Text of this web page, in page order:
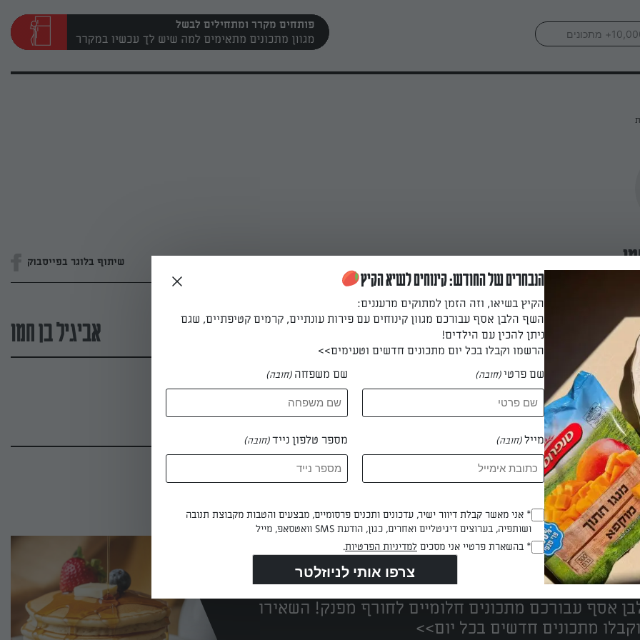
פותחים מקרר ומתחילים לבשל
שיתוף בלוגר בפייסבוק
אביגיל בן חמו
אביגיל בן חמו
הכי טעימים במקום אחד!
אסף עבורכם מתכונים חלומיים לחורף מפנק! השאירו
מתכונים חדשים בכל יום>>
הנבחרים של החודש: קינוחים לשיא הקיץ
הקיץ בשיאו, וזה הזמן למתוקים מרעננים:
השף הלבן אסף עבורכם מגוון קינוחים עם פירות עונתיים, קרמים קטיפתיים, שגם
ניתן להכין עם הילדים!
הרשמו וקבלו בכל יום מתכונים חדשים וטעימים>>
שם פרטי(חובה) שם משפחה (חובה)
מייל(חובה) מספר טלפון נייד(חובה)
Opt_In
(חובה)
* אני מאשר קבלת דיוור ישיר, עדכונים ותכנים פרסומיים, מבצעים והטבות מקבוצת תנובה
ושותפיה, בערוצים דיגיטליים ואחרים, כגון, הודעת SMS וואטסאפ, מייל
RegulationsApproved
* בהשארת פרטיי אני מסכים למדיניות הפרטיות.